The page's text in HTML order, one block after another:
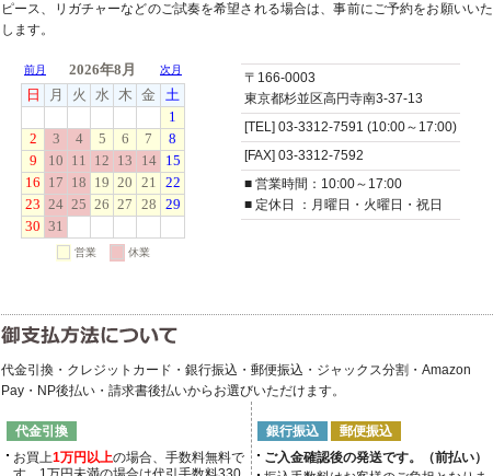
ピース、リガチャーなどのご試奏を希望される場合は、事前にご予約をお願いいた
します。
〒166-0003
東京都杉並区高円寺南3-37-13
[TEL] 03-3312-7591 (10:00～17:00)
[FAX] 03-3312-7592
■ 営業時間：10:00～17:00
■ 定休日 ：月曜日・火曜日・祝日
代金引換・クレジットカード・銀行振込・郵便振込・ジャックス分割・Amazon
Pay・NP後払い・請求書後払いからお選びいただけます。
代金引換
お買上1万円以上の場合、手数料無料で
銀行振込
郵便振込
ご入金確認後の発送です。（前払い）